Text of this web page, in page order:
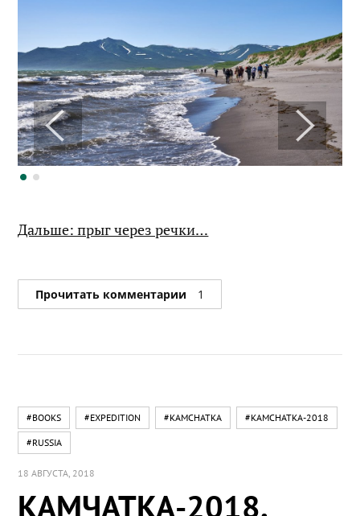
Дальше: прыг через речки…
Прочитать комментарии 1
#BOOKS #EXPEDITION #KAMCHATKA #KAMCHATKA-2018
#RUSSIA
18 АВГУСТА, 2018
КАМЧАТКА-2018.